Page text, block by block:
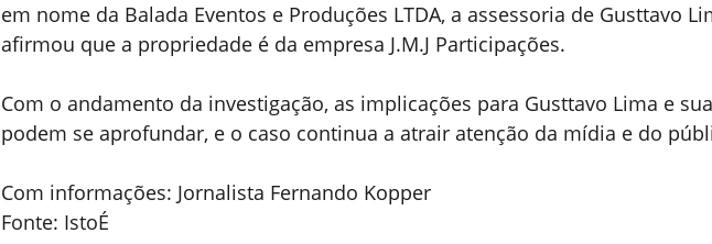
em nome da Balada Eventos e Produções LTDA, a assessoria de Gusttavo
afirmou que a propriedade é da empresa J.M.J Participações.
Com o andamento da investigação, as implicações para Gusttavo Lima e
podem se aprofundar, e o caso continua a atrair atenção da mídia e do
Com informações: Jornalista Fernando Kopper
Fonte: IstoÉ